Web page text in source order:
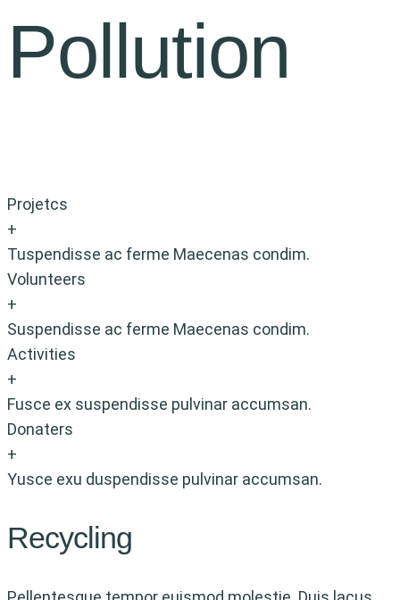
Pollution
Projetcs
+
Tuspendisse ac ferme Maecenas condim.
Volunteers
+
Suspendisse ac ferme Maecenas condim.
Activities
+
Fusce ex suspendisse pulvinar accumsan.
Donaters
+
Yusce exu duspendisse pulvinar accumsan.
Recycling